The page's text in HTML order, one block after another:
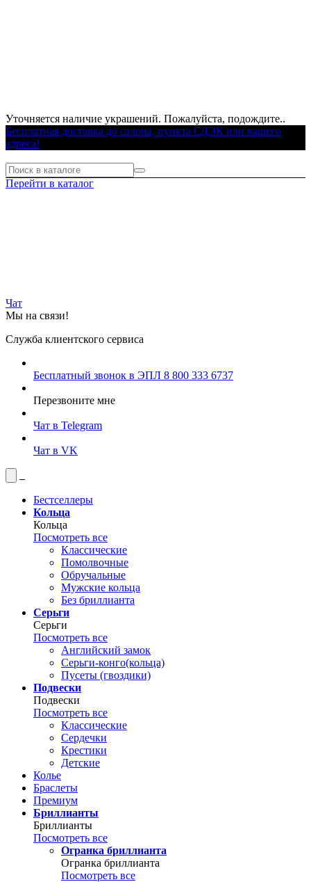
Уточняется наличие украшений. Пожалуйста, подождите..
Бесплатная доставка до салона, пункта СДЭК или вашего
адреса!
Перейти в каталог
Чат
Мы на связи!
Служба клиентского сервиса
Бесплатный звонок в ЭПЛ 8 800 333 6737
Перезвоните мне
Чат в Telegram
Чат в VK
Бестселлеры
Кольца
Кольца
Посмотреть все
Классические
Помолвочные
Обручальные
Мужские кольца
Без бриллианта
Серьги
Серьги
Посмотреть все
Английский замок
Серьги-конго(кольца)
Пусеты (гвоздики)
Подвески
Подвески
Посмотреть все
Классические
Сердечки
Крестики
Детские
Колье
Браслеты
Премиум
Бриллианты
Бриллианты
Посмотреть все
Огранка бриллианта
Огранка бриллианта
Посмотреть все